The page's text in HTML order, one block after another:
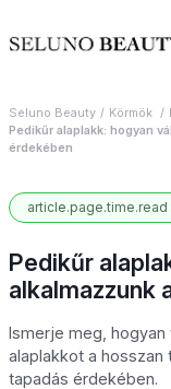
Seluno Beauty Körmök
Pedikűr alaplakk: hogyan
érdekében
article.page.time.read
Pedikűr
alkalmazzunk
Ismerje meg,
alaplakkot a
tapadás érdekében.